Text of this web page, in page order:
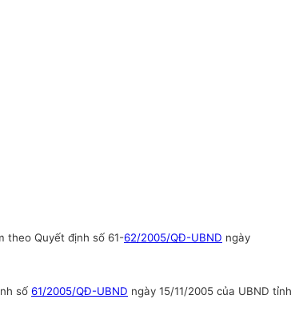
theo Quyết định số 61-62/2005/QĐ-UBND ngày
số 61/2005/QĐ-UBND ngày 15/11/2005 của UBND tỉnh